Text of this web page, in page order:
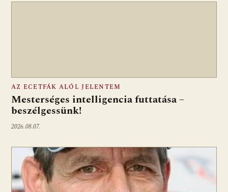
AZ ECETFÁK ALÓL JELENTEM
Mesterséges intelligencia futtatása –
beszélgessünk!
2026.08.07.